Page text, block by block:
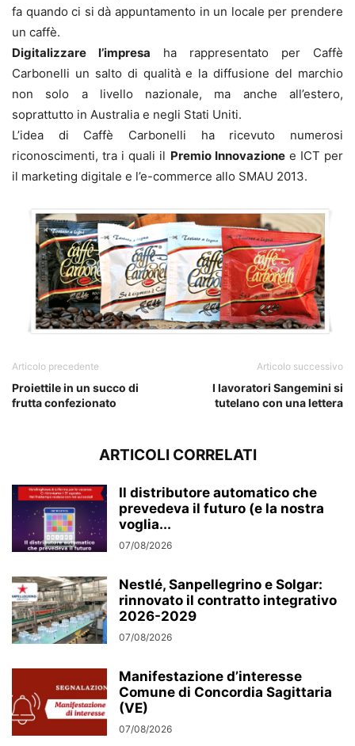
fa quando ci si dà appuntamento in un locale per prendere
un caffè.
Digitalizzare l’impresa ha rappresentato per Caffè
Carbonelli un salto di qualità e la diffusione del marchio
non solo a livello nazionale, ma anche all’estero,
soprattutto in Australia e negli Stati Uniti.
L’idea di Caffè Carbonelli ha ricevuto numerosi
riconoscimenti, tra i quali il Premio Innovazionee ICT per
il marketing digitale e l’e-commerce allo SMAU 2013.
Articolo precedente
Proiettile in un succo di
frutta confezionato
Articolo successivo
I lavoratori Sangemini si
tutelano con una lettera
ARTICOLI CORRELATI
Il distributore automatico che
prevedeva il futuro (e la nostra
voglia...
07/08/2026
Nestlé, Sanpellegrino e Solgar:
rinnovato il contratto integrativo
2026-2029
07/08/2026
Manifestazione d’interesse
Comune di Concordia Sagittaria
(VE)
07/08/2026